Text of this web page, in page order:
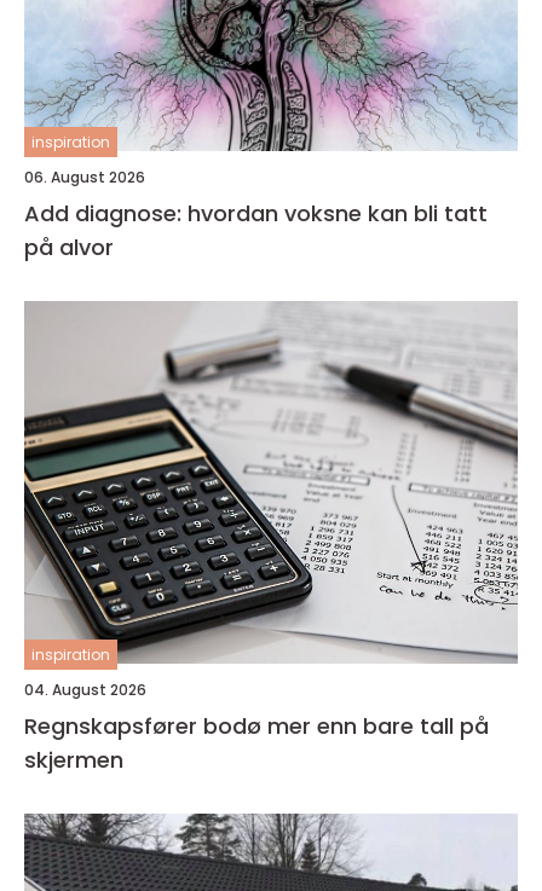
inspiration
06. August 2026
Add diagnose: hvordan voksne kan bli tatt
på alvor
inspiration
04. August 2026
Regnskapsfører bodø mer enn bare tall på
skjermen